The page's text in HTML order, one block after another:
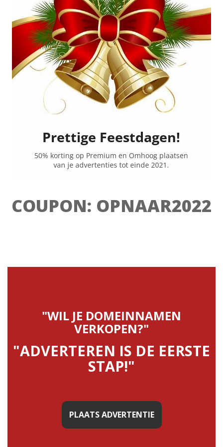
COUPON: OPNAAR2022
"WIL JE DOMEINNAMEN
VERKOPEN?"
"ADVERTEREN IS DE EERSTE
STAP!"
PLAATS ADVERTENTIE